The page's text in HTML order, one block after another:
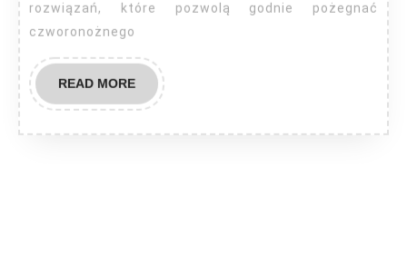
rozwiązań, które pozwolą godnie pożegnać
czworonożnego
READ MOREREAD
MORE